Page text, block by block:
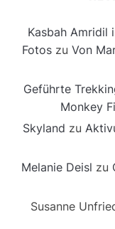
Kasbah Amridil
Fotoszu Von
Geführte
Monkey
Skyland zu
Melanie Deisl zu
Susanne